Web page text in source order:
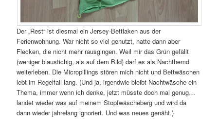
Der „Rest“ ist diesmal ein Jersey-Bettlaken aus der
Ferienwohnung. War nicht so viel genutzt, hatte dann aber
Flecken, die nicht mehr rausgingen. Weil mir das Grün gefällt
(weniger blaustichig, als auf dem Bild) darf es als Nachthemd
weiterleben. Die Micropillings stören mich nicht und Bettwäschen
lebt im Regelfall lang. (Und ja, irgendwie bleibt Nachtwäsche ein
Thema, immer wenn ich denke, jetzt müsste doch mal genug…
landet wieder was auf meinem Stopfwäscheberg und wird da
dann wieder jahrelang ignoriert. Und was neues genäht.)